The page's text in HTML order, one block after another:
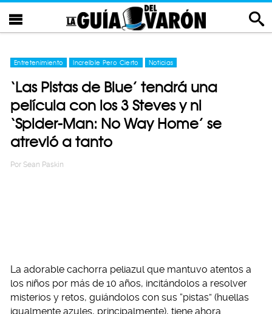
Entretenimiento Increíble Pero Cierto Noticias
‘Las Pistas de Blue’ tendrá una
película con los 3 Steves y ni
‘Spider-Man: No Way Home’ se
atrevió a tanto
Por Sean Paskin
La adorable cachorra peliazul que mantuvo atentos a
los niños por más de 10 años, incitándolos a resolver
misterios y retos, guiándolos con sus “pistas” (huellas
igualmente azules, principalmente), tiene ahora